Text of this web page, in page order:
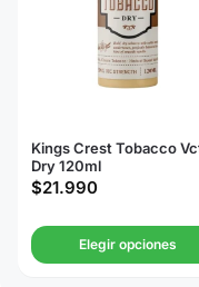
Kings Crest Tobacco
Dry 120ml
$21.990
Elegir opciones